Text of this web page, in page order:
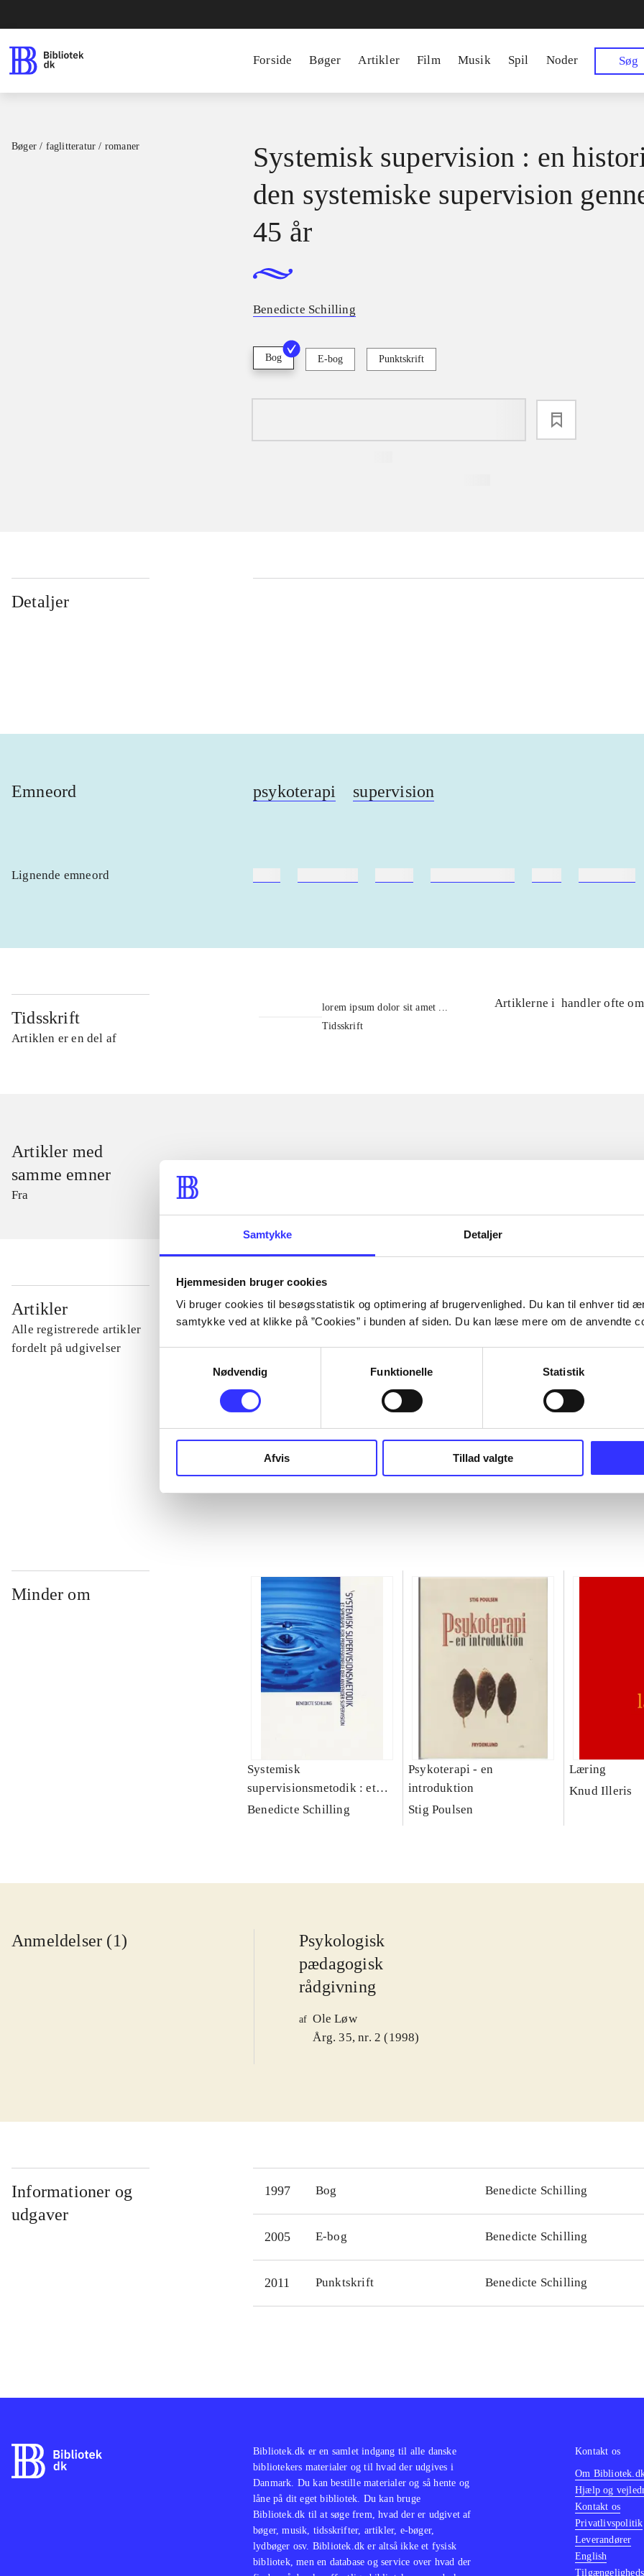
Samtykke Detaljer
Hjemmesiden bruger cookies
Vi bruger cookies til besøgsstatistik og optimering af brugervenlighed. Du kan til enhver tid
samtykke ved at klikke på ”Cookies” i bunden af siden. Du kan læse mere om de anvendte
Nødvendig
Funktionelle Statistik
Afvis Tillad valgte
Forside Bøger Artikler Film Musik Spil Noder Søg
Bøger / faglitteratur / romaner
Systemisk supervision : en
den systemiske supervision
45 år
Benedicte Schilling
Bog E-bog Punktskrift
Detaljer
Emneord psykoterapi supervision
Lignende emneord
Tidsskrift
Artiklen er en del af
lorem ipsum dolor sit amet ...
Tidsskrift
Artiklerne i handler ofte om
Artikler med
samme emner
Fra
Artikler
Alle registrerede artikler
fordelt på udgivelser
...
...
...
Minder om
Systemisk
supervisionsmetodik : et
sprogspil for professionelle,
Benedicte Schilling
Psykoterapi - en
introduktion
Stig Poulsen
Læring
Knud Illeris
Anmeldelser (1)
Psykologisk
pædagogisk
rådgivning
af Ole Løw
Årg. 35, nr. 2 (1998)
Informationer og
udgaver
1997 Bog Benedicte Schilling
2005 E-bog Benedicte Schilling
2011 Punktskrift Benedicte Schilling
Bibliotek.dk er en samlet indgang til alle danske
bibliotekers materialer og til hvad der udgives i
Danmark. Du kan bestille materialer og så hente og
låne på dit eget bibliotek. Du kan bruge
Bibliotek.dk til at søge frem, hvad der er udgivet af
bøger, musik, tidsskrifter, artikler, e-bøger,
lydbøger osv. Bibliotek.dk er altså ikke et fysisk
bibliotek, men en database og service over hvad der
Kontakt os
Om
Hjælp og
Kontakt os
Privatlivspolitik
Leverandører
English